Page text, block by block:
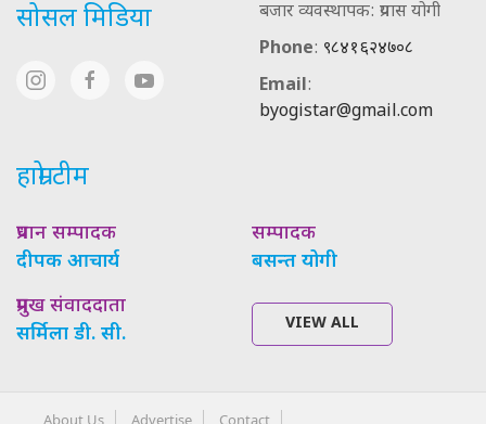
सोसल मिडिया
बजार व्यवस्थापक: प्रयास योगी
Phone: ९८४१६२४७०८
Email:
byogistar@gmail.com
हाम्रो टीम
प्रधान सम्पादक
दीपक आचार्य
सम्पादक
बसन्त योगी
प्रमुख संवाददाता
सर्मिला डी. सी.
VIEW ALL